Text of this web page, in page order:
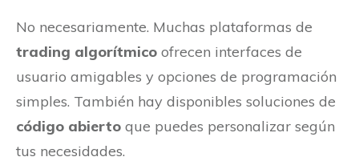
No necesariamente. Muchas plataformas de
trading algorítmico ofrecen interfaces de
usuario amigables y opciones de programación
simples. También hay disponibles soluciones de
código abierto que puedes personalizar según
tus necesidades.